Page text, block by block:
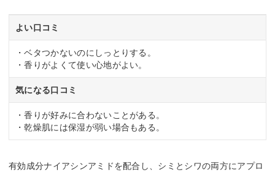
よい口コミ
・ベタつかないのにしっとりする。
・香りがよくて使い心地がよい。
気になる口コミ
・香りが好みに合わないことがある。
・乾燥肌には保湿が弱い場合もある。
有効成分ナイアシンアミドを配合し、シミとシワの両方にアプロ